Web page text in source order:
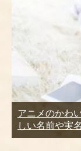
アニメのかわ
しい名前や実